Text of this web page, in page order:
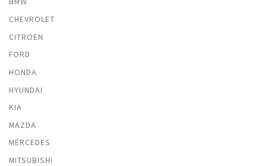
CHEVROLET
CITROEN
FORD
HONDA
HYUNDAI
KIA
MAZDA
MERCEDES
MITSUBISHI